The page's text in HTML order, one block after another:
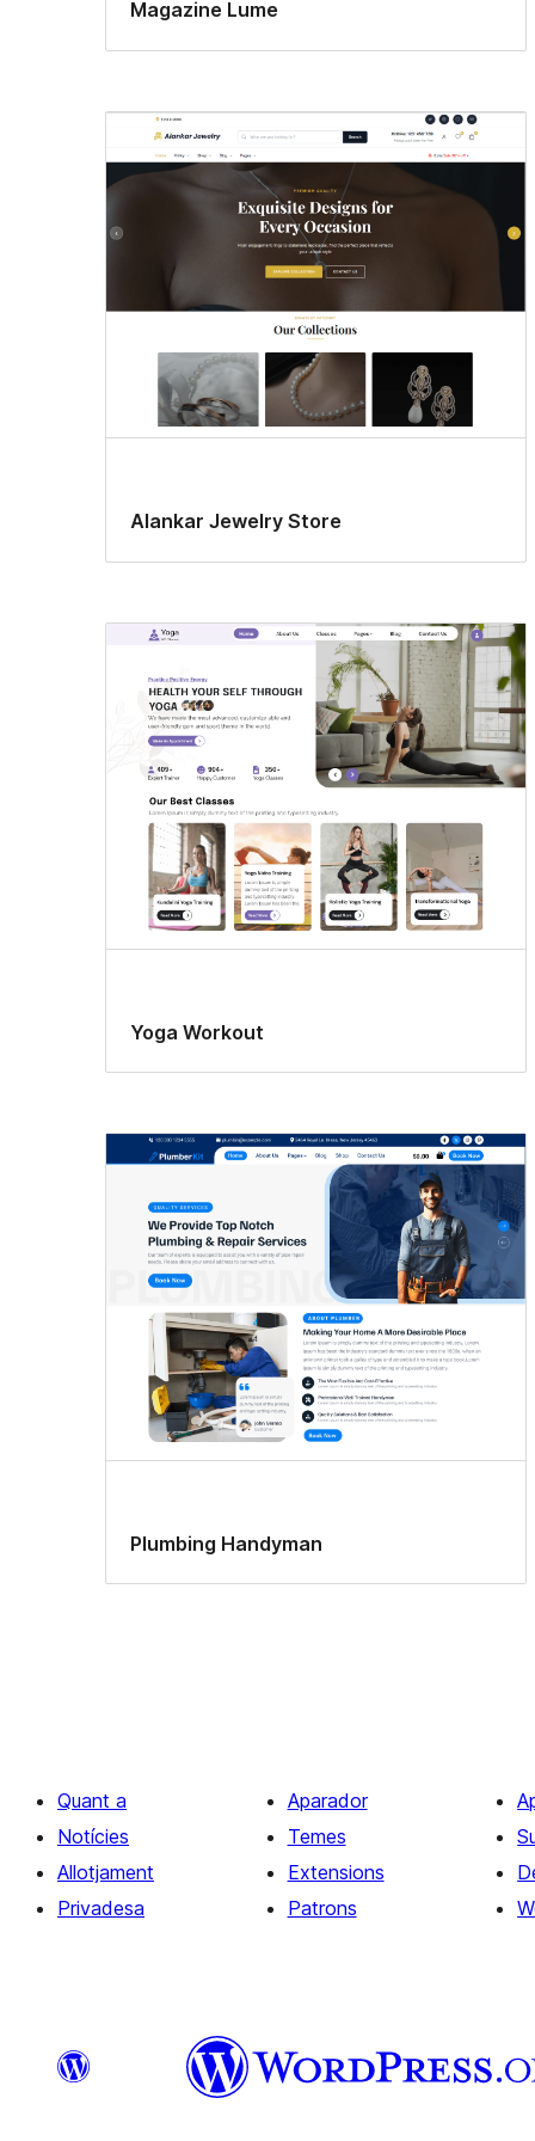
Magazine Lume
Alankar Jewelry Store
Yoga Workout
Plumbing Handyman
Quant a
Notícies
Allotjament
Privadesa
Aparador
Temes
Extensions
Patrons